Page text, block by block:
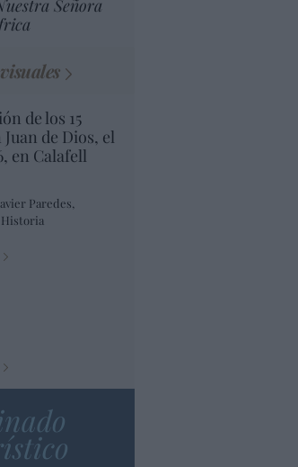
Señora
de los 15
de Dios, el
en Calafell
Paredes,